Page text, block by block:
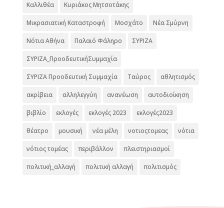
Καλλιθέα Κυριάκος Μητσοτάκης
Μικρασιατική Καταστροφή Μοσχάτο Νέα Σμύρνη
Νότια Αθήνα Παλαιό Φάληρο ΣΥΡΙΖΑ
ΣΥΡΙΖΑ_ΠροοδευτικήΣυμμαχία
ΣΥΡΙΖΑ Προοδευτική Συμμαχία Ταύρος αθλητισμός
ακρίβεια αλληλεγγύη ανανέωση αυτοδιοίκηση
βιβλίο εκλογές εκλογές 2023 εκλογές2023
θέατρο μουσική νέα μέλη νοτιοςτομεας νότια
νότιος τομέας περιβάλλον πλειστηριασμοί
πολιτική_αλλαγή πολιτική αλλαγή πολιτισμός